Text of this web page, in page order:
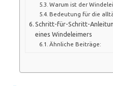
Warum ist der
Bedeutung für die
Schritt-für-Schritt-
eines Windeleimers
Ähnliche Beiträge: